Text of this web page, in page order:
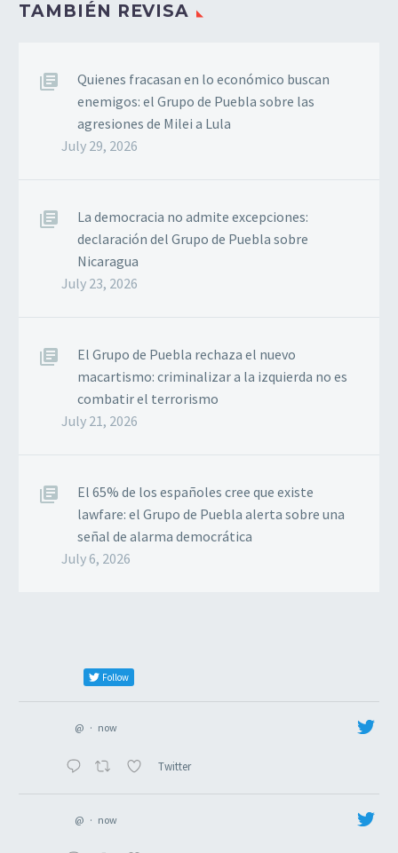
TAMBIÉN REVISA
Quienes fracasan en lo económico buscan
enemigos: el Grupo de Puebla sobre las
agresiones de Milei a Lula
July 29, 2026
La democracia no admite excepciones:
declaración del Grupo de Puebla sobre
Nicaragua
July 23, 2026
El Grupo de Puebla rechaza el nuevo
macartismo: criminalizar a la izquierda no es
combatir el terrorismo
July 21, 2026
El 65% de los españoles cree que existe
lawfare: el Grupo de Puebla alerta sobre una
señal de alarma democrática
July 6, 2026
Follow
@ · now
Twitter
@ · now